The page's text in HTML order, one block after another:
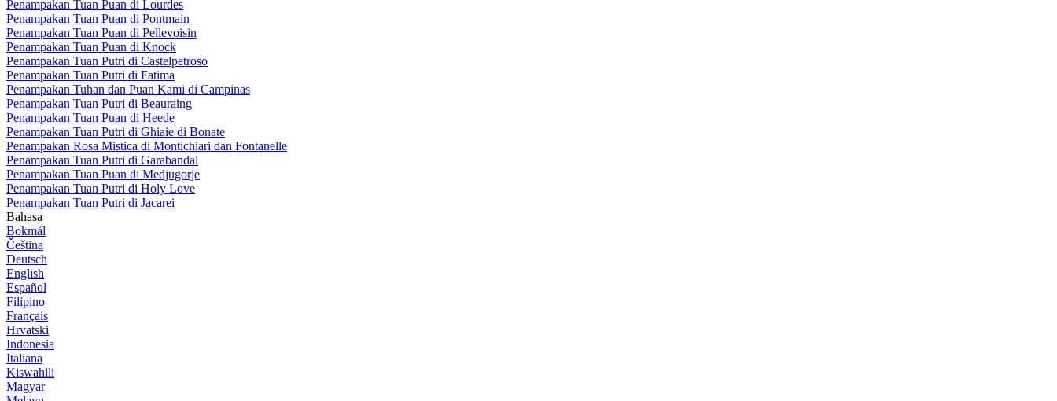
Penampakan Tuan Puan di Lourdes
Penampakan Tuan Puan di Pontmain
Penampakan Tuan Puan di Pellevoisin
Penampakan Tuan Puan di Knock
Penampakan Tuan Putri di Castelpetroso
Penampakan Tuan Putri di Fatima
Penampakan Tuhan dan Puan Kami di Campinas
Penampakan Tuan Putri di Beauraing
Penampakan Tuan Puan di Heede
Penampakan Tuan Putri di Ghiaie di Bonate
Penampakan Rosa Mistica di Montichiari dan Fontanelle
Penampakan Tuan Putri di Garabandal
Penampakan Tuan Puan di Medjugorje
Penampakan Tuan Putri di Holy Love
Penampakan Tuan Putri di Jacarei
Bahasa
Bokmål
Čeština
Deutsch
English
Español
Filipino
Français
Hrvatski
Indonesia
Italiana
Kiswahili
Magyar